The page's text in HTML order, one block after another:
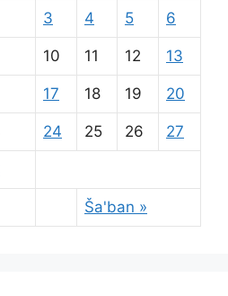
Ša'ban »
3 4 5 6
10 11 12 13
17 18 19 20
24 25 26 27